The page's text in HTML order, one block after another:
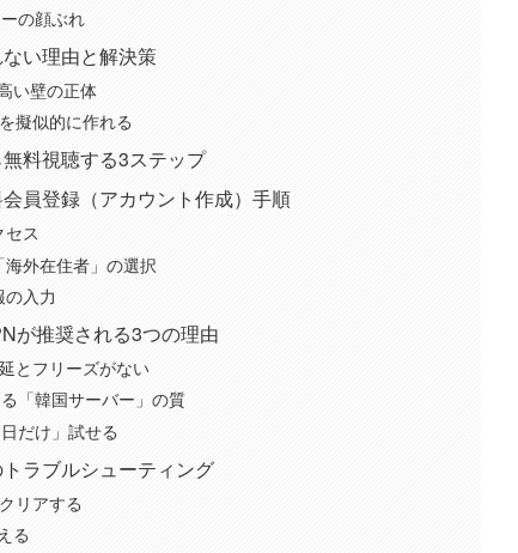
の顔ぶれ
い理由と解決策
い壁の正体
擬似的に作れる
料視聴する3ステップ
員登録（アカウント作成）手順
ス
外在住者」の選択
入力
が推奨される3つの理由
とフリーズがない
「韓国サーバー」の質
だけ」試せる
ラブルシューティング
リアする
る